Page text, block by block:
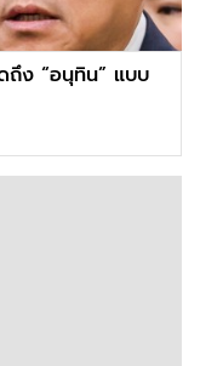
ถึง “อนุทิน” แบบ